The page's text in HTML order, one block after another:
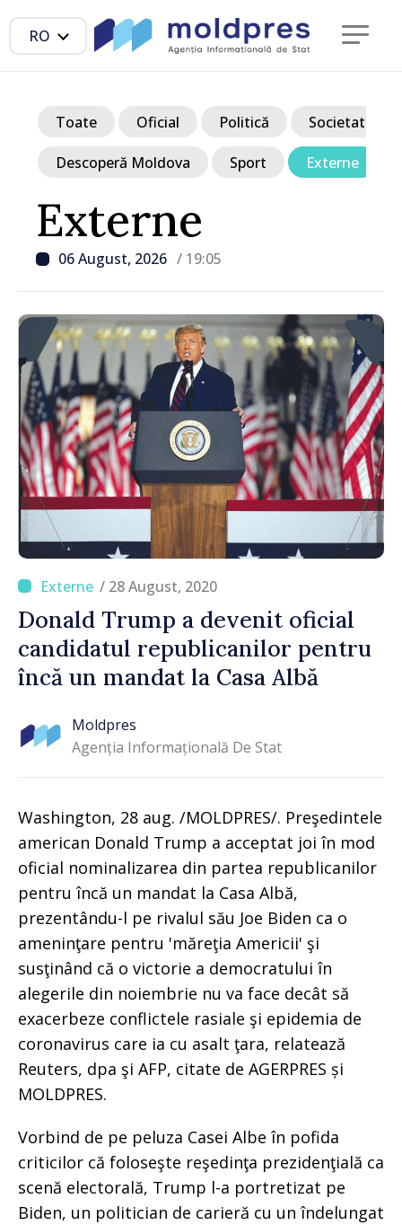
RO
Externe
06 August, 2026 / 19:05
Toate Oficial Politică Societate
Descoperă Moldova Sport Externe
/ 28 August, 2020
Donald Trump a devenit oficial
candidatul republicanilor pentru
încă un mandat la Casa Albă
Moldpres
Agenția Informațională De Stat
Washington, 28 aug. /MOLDPRES/. Preşedintele
american Donald Trump a acceptat joi în mod
oficial nominalizarea din partea republicanilor
pentru încă un mandat la Casa Albă,
prezentându-l pe rivalul său Joe Biden ca o
ameninţare pentru 'măreţia Americii' şi
susţinând că o victorie a democratului în
alegerile din noiembrie nu va face decât să
exacerbeze conflictele rasiale şi epidemia de
coronavirus care ia cu asalt ţara, relatează
Reuters, dpa şi AFP, citate de AGERPRES și
MOLDPRES.
Vorbind de pe peluza Casei Albe în pofida
criticilor că foloseşte reşedinţa prezidenţială ca
scenă electorală, Trump l-a portretizat pe
Biden, un politician de carieră cu un îndelungat